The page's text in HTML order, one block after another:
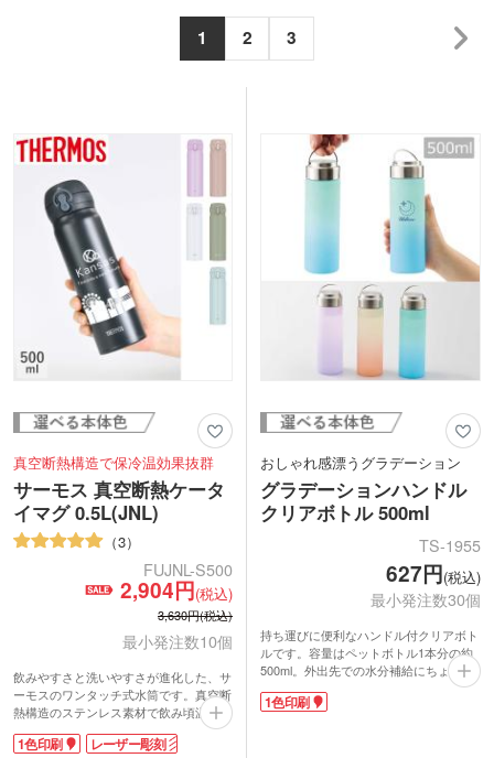
1 2 3
真空断熱構造で保冷温効果抜群
サーモス 真空断熱ケータ
イマグ 0.5L(JNL)
3
FUJNL-S500
2,904円(税込)
3,630円(税込)
最小発注数10個
飲みやすさと洗いやすさが進化した、サ
ーモスのワンタッチ式水筒です。真空断
熱構造のステンレス素材で飲み頃温度を
キープ。唇にフィットしやすい形状なの
で、飲み心地抜群です。外して洗えるパ
1色印刷 レーザー彫刻
おしゃれ感漂うグラデーション
グラデーションハンドル
クリアボトル 500ml
TS-1955
627円(税込)
最小発注数30個
持ち運びに便利なハンドル付クリアボト
ルです。容量はペットボトル1本分の約
500ml。外出先での水分補給にちょうど
いいサイズです。中身が見えない色付き
ボトルは生活感を抑えられてとってもス
1色印刷